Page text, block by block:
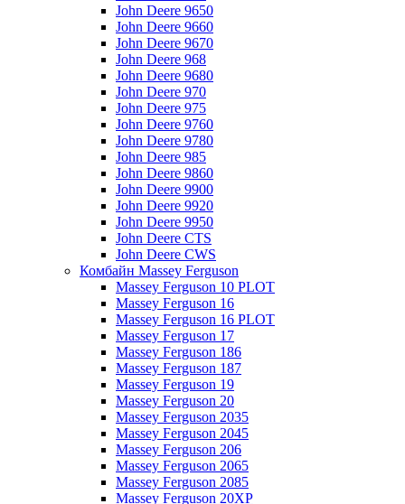
John Deere 9650
John Deere 9660
John Deere 9670
John Deere 968
John Deere 9680
John Deere 970
John Deere 975
John Deere 9760
John Deere 9780
John Deere 985
John Deere 9860
John Deere 9900
John Deere 9920
John Deere 9950
John Deere CTS
John Deere CWS
Комбайн Massey Ferguson
Massey Ferguson 10 PLOT
Massey Ferguson 16
Massey Ferguson 16 PLOT
Massey Ferguson 17
Massey Ferguson 186
Massey Ferguson 187
Massey Ferguson 19
Massey Ferguson 20
Massey Ferguson 2035
Massey Ferguson 2045
Massey Ferguson 206
Massey Ferguson 2065
Massey Ferguson 2085
Massey Ferguson 20XP